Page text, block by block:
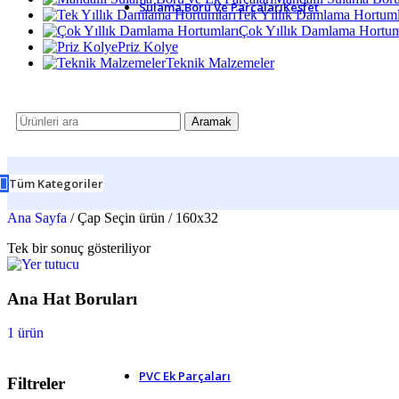
Tek Yıllık Damlama
Çok Yıllık Damlama
Priz Kolye
Teknik Malzemeler
Aramak
Tüm Kategoriler
Sulama Boru Ve ParçalarıKeşfet
Kaplin Puşvit Parçalar
Kaplin Dirsek
Spigot Adaptör
Spigot Dirsek
Spigot Te
Kilitli Bağlantı Manşon
Kilitli Bağlantı Te
En İyi Sulama Ürünleri ile Tanışın
PVC Ek Parçaları
Ana Sayfa / Çap Seçin ürün / 160x32
Tek bir sonuç gösteriliyor
Ana Hat Boruları
1 ürün
Filtreler